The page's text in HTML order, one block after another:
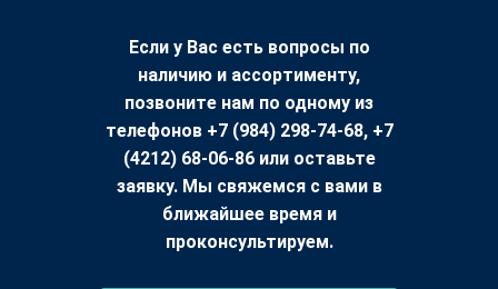
Если у Вас есть вопросы по
наличию и ассортименту,
позвоните нам по одному из
телефонов +7 (984) 298-74-68, +7
(4212) 68-06-86 или оставьте
заявку. Мы свяжемся с вами в
ближайшее время и
проконсультируем.